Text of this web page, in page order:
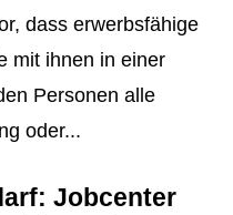
dass erwerbsfähige
mit ihnen in einer
Personen alle
oder...
Jobcenter